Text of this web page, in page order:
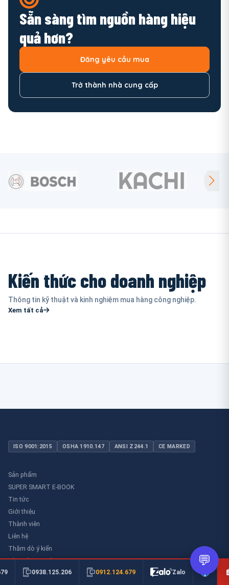
Sẵn sàng tìm nguồn hàng hiệu
quả hơn?
Đăng yêu cầu mua
Trở thành nhà cung cấp
Kiến thức cho doanh nghiệp
Thông tin kỹ thuật và kinh nghiệm mua hàng công nghiệp.
Xem tất cả
ISO 9001:2015 OSHA 1910.147 ANSI Z244.1 CE MARKED
Sản phẩm
SUPER SMART E-BOOK
Tin tức
Giới thiệu
Thành viên
Liên hệ
Thăm dò ý kiến
Thư viên an toàn
0938.125.206 0912.124.679 Zalo
💬